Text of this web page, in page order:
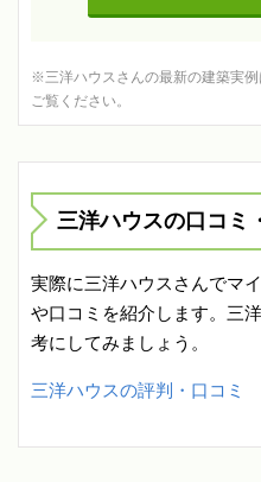
※三洋ハウスさんの最新の建築実例
ご覧ください。
三洋ハウスの口コミ
実際に三洋ハウスさんでマ
や口コミを紹介します。三
考にしてみましょう。
三洋ハウスの評判・口コミ